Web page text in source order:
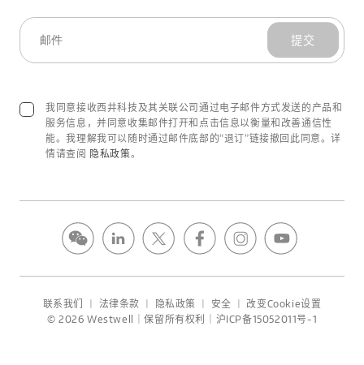
提交
我同意接收西井科技及其关联公司通过电子邮件方式发送的产品和
服务信息，并同意收集邮件打开和点击信息以衡量和改善通信性
能。我理解我可以随时通过邮件底部的“退订”链接撤回此同意。详
情请查阅 隐私政策。
联系我们 丨 法律条款 丨 隐私政策 丨 安全 丨 改变Cookie设置
© 2026 Westwell｜保留所有权利｜沪ICP备15052011号-1